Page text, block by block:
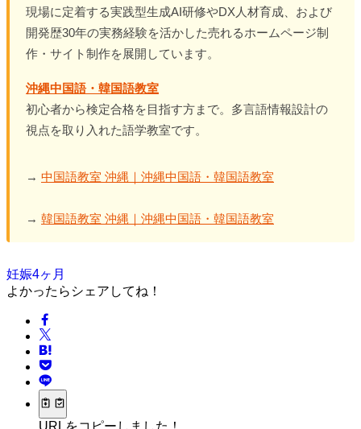
現場に定着する実践型生成AI研修やDX人材育成、および
開発歴30年の実務経験を活かした売れるホームページ制
作・サイト制作を展開しています。
沖縄中国語・韓国語教室
初心者から検定合格を目指す方まで。多言語情報設計の
視点を取り入れた語学教室です。
→ 中国語教室 沖縄｜沖縄中国語・韓国語教室
→ 韓国語教室 沖縄｜沖縄中国語・韓国語教室
妊娠4ヶ月
よかったらシェアしてね！
URLをコピーしました！